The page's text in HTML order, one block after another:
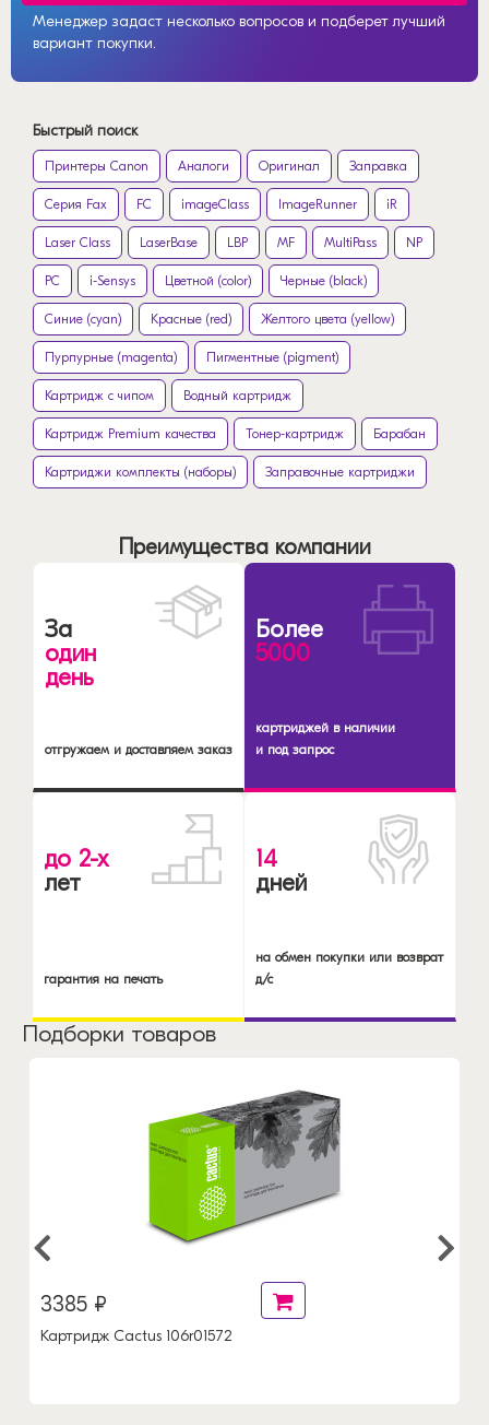
Менеджер задаст несколько вопросов и подберет лучший
вариант покупки.
Быстрый поиск
Принтеры Canon Аналоги Оригинал Заправка
Серия Fax FC imageClass ImageRunner iR
Laser Class LaserBase LBP MF MultiPass NP
PC i-Sensys Цветной (color) Черные (black)
Синие (cyan) Красные (red) Желтого цвета (yellow)
Пурпурные (magenta) Пигментные (pigment)
Картридж с чипом Водный картридж
Картридж Premium качества Тонер-картридж Барабан
Картриджи комплекты (наборы) Заправочные картриджи
Преимущества компании
За
один
день
отгружаем и доставляем заказ
Более
5000
картриджей в наличии
и под запрос
до 2-х
лет
гарантия на печать
14
дней
на обмен покупки или возврат
д/с
Подборки товаров
3385 ₽
Картридж Cactus 106r01572